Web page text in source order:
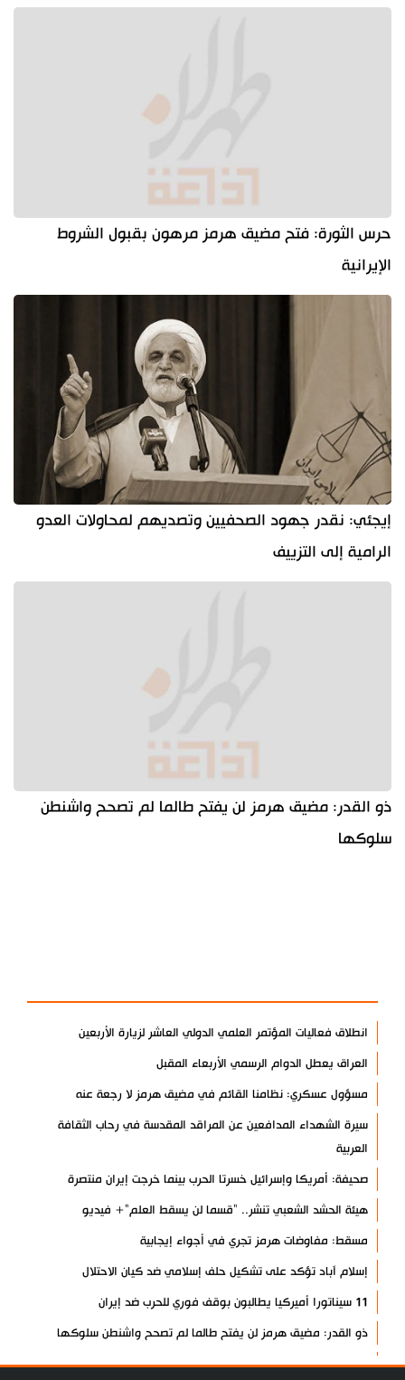
حرس الثورة: فتح مضيق هرمز مرهون بقبول الشروط
الإيرانية
إيجئي: نقدر جهود الصحفيين وتصديهم لمحاولات العدو
الرامية إلى التزييف
ذو القدر: مضيق هرمز لن يفتح طالما لم تصحح واشنطن
سلوكها
انطلاق فعاليات المؤتمر العلمي الدولي العاشر لزيارة الأربعين
العراق يعطل الدوام الرسمي الأربعاء المقبل
مسؤول عسكري: نظامنا القائم في مضيق هرمز لا رجعة عنه
سيرة الشهداء المدافعين عن المراقد المقدسة في رحاب الثقافة
العربية
صحيفة: أمريكا وإسرائيل خسرتا الحرب بينما خرجت إيران منتصرة
هيئة الحشد الشعبي تنشر.. "قسما لن يسقط العلم"+ فيديو
مسقط: مفاوضات هرمز تجري في أجواء إيجابية
إسلام آباد تؤكد على تشكيل حلف إسلامي ضد كيان الاحتلال
11 سيناتورا أميركيا يطالبون بوقف فوري للحرب ضد إيران
ذو القدر: مضيق هرمز لن يفتح طالما لم تصحح واشنطن سلوكها
حرس الثورة: فتح مضيق هرمز مرهون بقبول الشروط الإيرانية